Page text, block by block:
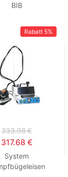
BIB
Rabatt 5%
333.98 €
317.68 €
System